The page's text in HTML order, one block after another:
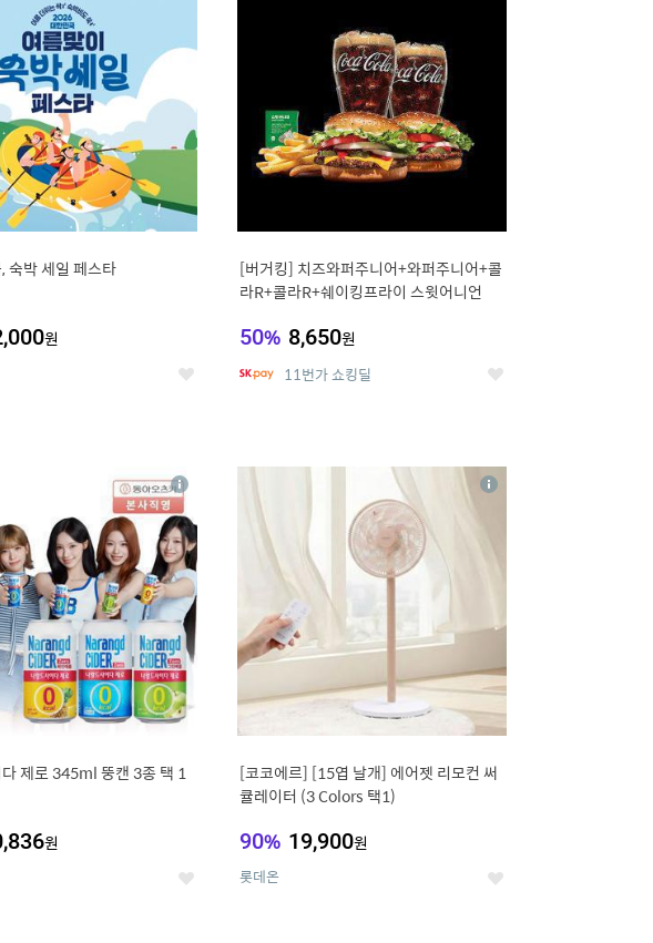
숙박 세일 페스타
원
좋
[버거킹] 치즈와퍼주니어+와퍼주니어+콜
라R+콜라R+쉐이킹프라이 스윗어니언
50% 8,650원
11번가 쇼킹딜 좋
제로 345ml 뚱캔 3종 택 1
원
좋
상
세
8
[코코에르] [15엽 날개] 에어젯 리모컨 써
큘레이터 (3 Colors 택1)
90% 19,900원
롯데온 좋
상